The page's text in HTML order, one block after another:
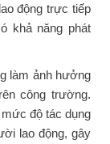
động trực tiếp
khả năng phát
làm ảnh hưởng
công trường.
độ tác dụng
lao động, gây